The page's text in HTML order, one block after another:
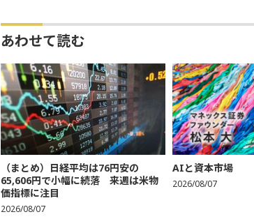
あわせて読む
（まとめ）日経平均は76円安の
65,606円で小幅に続落 来週は米物
価指標に注目
2026/08/07
AIと資本市場
2026/08/07